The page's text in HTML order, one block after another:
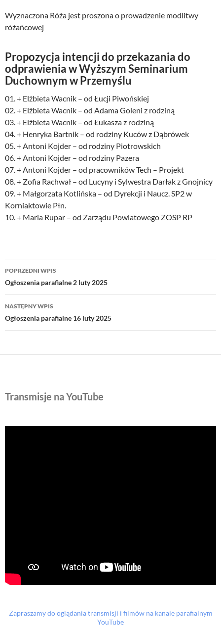
Wyznaczona Róża jest proszona o prowadzenie modlitwy
różańcowej
Propozycja intencji do przekazania do
odprawienia w Wyższym Seminarium
Duchownym w Przemyślu
01. + Elżbieta Wacnik – od Łucji Piwońskiej
02. + Elżbieta Wacnik – od Adama Goleni z rodziną
03. + Elżbieta Wacnik – od Łukasza z rodziną
04. + Henryka Bartnik – od rodziny Kuców z Dąbrówek
05. + Antoni Kojder – od rodziny Piotrowskich
06. + Antoni Kojder – od rodziny Pazera
07. + Antoni Kojder – od pracowników Tech – Projekt
08. + Zofia Rachwał – od Lucyny i Sylwestra Darłak z Gnojnicy
09. + Małgorzata Kotlińska – od Dyrekcji i Naucz. SP2 w
Korniaktowie Płn.
10. + Maria Rupar – od Zarządu Powiatowego ZOSP RP
Nawigacja
wpisu
POPRZEDNI WPIS
Ogłoszenia parafialne 2 luty 2025
NASTĘPNY WPIS
Ogłoszenia parafialne 16 luty 2025
Transmisje na YouTube
Zapraszamy do oglądania transmisji i filmów na kanale parafialnym
YouTube